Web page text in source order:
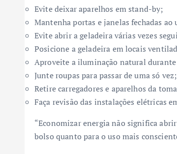
Evite deixar aparelhos em stand-by;
Mantenha portas e janelas fechadas
Evite abrir a geladeira várias vezes
Posicione a geladeira em locais
Aproveite a iluminação natural
Junte roupas para passar de uma só vez;
Retire carregadores e aparelhos da
Faça revisão das instalações elétricas
“Economizar energia não significa
bolso quanto para o uso mais